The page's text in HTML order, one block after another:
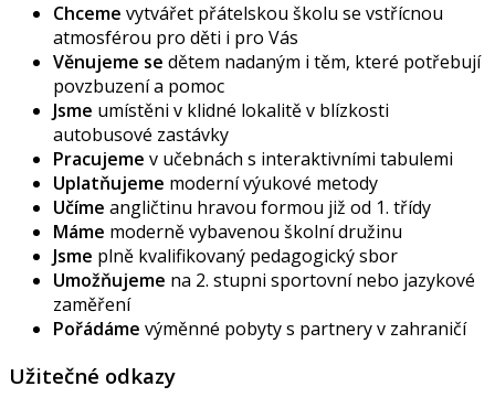
Chceme vytvářet přátelskou školu se vstřícnou
atmosférou pro děti i pro Vás
Věnujeme se dětem nadaným i těm, které potřebují
povzbuzení a pomoc
Jsme umístěni v klidné lokalitě v blízkosti
autobusové zastávky
Pracujeme v učebnách s interaktivními tabulemi
Uplatňujeme moderní výukové metody
Učíme angličtinu hravou formou již od 1. třídy
Máme moderně vybavenou školní družinu
Jsme plně kvalifikovaný pedagogický sbor
Umožňujeme na 2. stupni sportovní nebo jazykové
zaměření
Pořádáme výměnné pobyty s partnery v zahraničí
Užitečné odkazy